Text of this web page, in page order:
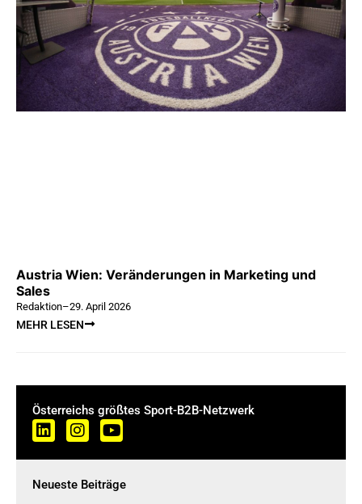
Austria Wien: Veränderungen in Marketing und
Sales
Redaktion–29. April 2026
MEHR LESEN
Österreichs größtes Sport-B2B-Netzwerk
Neueste Beiträge